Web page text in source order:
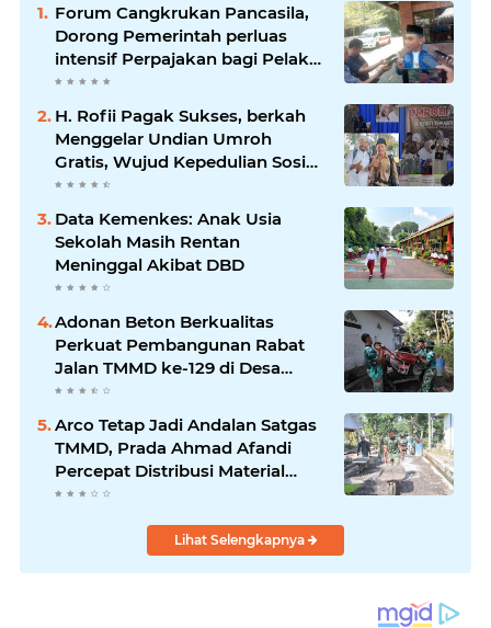
Forum Cangkrukan Pancasila,
Dorong Pemerintah perluas
intensif Perpajakan bagi Pelaku
Usaha UMKM.
H. Rofii Pagak Sukses, berkah
Menggelar Undian Umroh
Gratis, Wujud Kepedulian Sosial
berbagi.
Data Kemenkes: Anak Usia
Sekolah Masih Rentan
Meninggal Akibat DBD
Adonan Beton Berkualitas
Perkuat Pembangunan Rabat
Jalan TMMD ke-129 di Desa
Ledoktempuro
Arco Tetap Jadi Andalan Satgas
TMMD, Prada Ahmad Afandi
Percepat Distribusi Material
Pengecoran
Lihat Selengkapnya